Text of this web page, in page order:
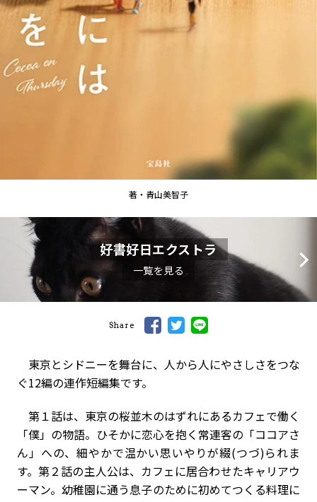
著・青山美智子
好書好日エクストラ
一覧を見る
Share
東京とシドニーを舞台に、人から人にやさしさをつな
ぐ12編の連作短編集です。
第１話は、東京の桜並木のはずれにあるカフェで働く
「僕」の物語。ひそかに恋心を抱く常連客の「ココアさ
ん」への、細やかで温かい思いやりが綴(つづ)られま
す。第２話の主人公は、カフェに居合わせたキャリアウ
ーマン。幼稚園に通う息子のために初めてつくる料理に